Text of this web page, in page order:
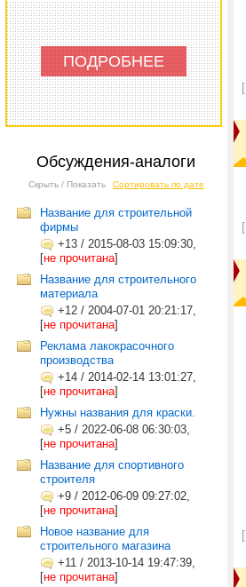
ПОДРОБНЕЕ
Обсуждения-аналоги
Скрыть / Показать Сортировать по дате
Название для строительной
фирмы
+13 / 2015-08-03 15:09:30,
[не прочитана]
Название для строительного
материала
+12 / 2004-07-01 20:21:17,
[не прочитана]
Реклама лакокрасочного
производства
+14 / 2014-02-14 13:01:27,
[не прочитана]
Нужны названия для краски.
+5 / 2022-06-08 06:30:03,
[не прочитана]
Название для спортивного
строителя
+9 / 2012-06-09 09:27:02,
[не прочитана]
Новое название для
строительного магазина
+11 / 2013-10-14 19:47:39,
[не прочитана]